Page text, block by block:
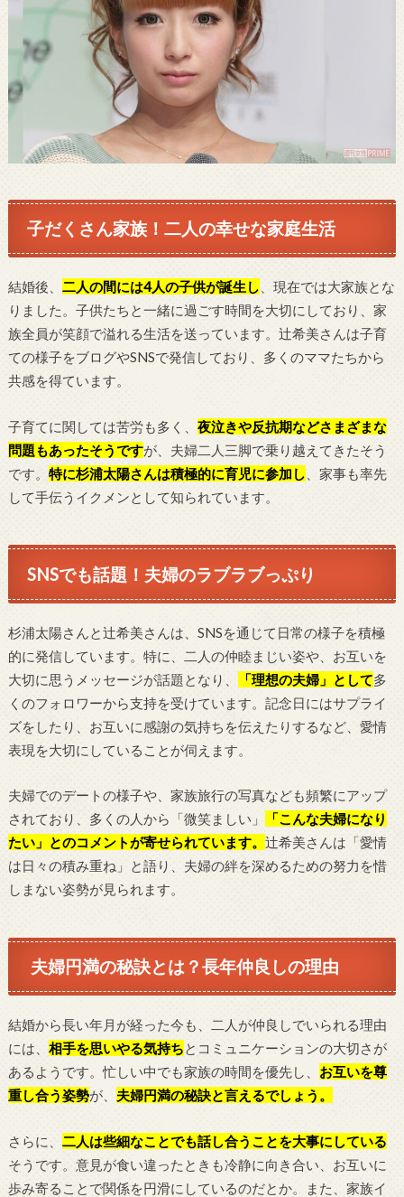
子だくさん家族！二人の幸せな家庭生活
結婚後、 二人の間には4人の子供が誕生し 、現在では大家族とな
りました。子供たちと一緒に過ごす時間を大切にしており、家
族全員が笑顔で溢れる生活を送っています。辻希美さんは子育
ての様子をブログやSNSで発信しており、多くのママたちから
共感を得ています。
子育てに関しては苦労も多く、 夜泣きや反抗期などさまざまな
問題もあったそうですが、夫婦二人三脚で乗り越えてきたそう
です。 特に杉浦太陽さんは積極的に育児に参加し 、家事も率先
して手伝うイクメンとして知られています。
SNSでも話題！夫婦のラブラブっぷり
杉浦太陽さんと辻希美さんは、SNSを通じて日常の様子を積極
的に発信しています。特に、二人の仲睦まじい姿や、お互いを
大切に思うメッセージが話題となり、
「理想の夫婦」として多
くのフォロワーから支持を受けています。記念日にはサプライ
ズをしたり、お互いに感謝の気持ちを伝えたりするなど、愛情
表現を大切にしていることが伺えます。
夫婦でのデートの様子や、家族旅行の写真なども頻繁にアップ
されており、多くの人から「微笑ましい」
「こんな夫婦になり
たい」とのコメントが寄せられています。 辻希美さんは「愛情
は日々の積み重ね」と語り、夫婦の絆を深めるための努力を惜
しまない姿勢が見られます。
夫婦円満の秘訣とは？長年仲良しの理由
結婚から長い年月が経った今も、二人が仲良しでいられる理由
には、 相手を思いやる気持ちとコミュニケーションの大切さが
あるようです。忙しい中でも家族の時間を優先し、 お互いを尊
重し合う姿勢が、 夫婦円満の秘訣と言えるでしょう。
さらに、 二人は些細なことでも話し合うことを大事にしている
そうです。意見が食い違ったときも冷静に向き合い、お互いに
歩み寄ることで関係を円滑にしているのだとか。また、家族イ